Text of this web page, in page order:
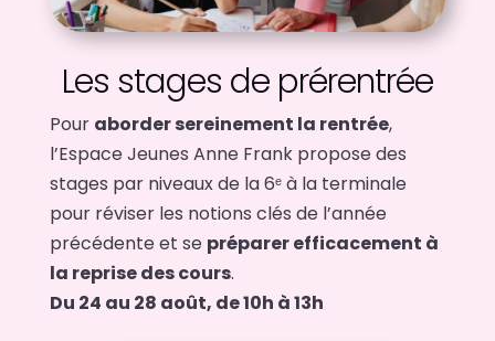
Les stages de prérentrée
Pour aborder sereinement la rentrée,
l’Espace Jeunes Anne Frank propose des
stages par niveaux de la 6ᵉ à la terminale
pour réviser les notions clés de l’année
précédente et se préparer efficacement à
la reprise des cours.
Du 24 au 28 août, de 10h à 13h